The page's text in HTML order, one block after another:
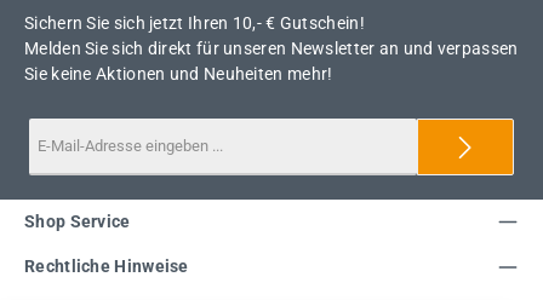
Sichern Sie sich jetzt Ihren 10,- € Gutschein!
Melden Sie sich direkt für unseren Newsletter an und verpassen
Sie keine Aktionen und Neuheiten mehr!
Shop Service
Rechtliche Hinweise